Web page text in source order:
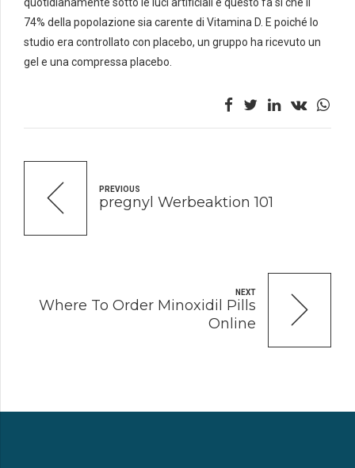
74% della popolazione sia carente di Vitamina D. E poiché lo
studio era controllato con placebo, un gruppo ha ricevuto un
gel e una compressa placebo.
PREVIOUS
pregnyl Werbeaktion 101
NEXT
Where To Order Minoxidil Pills
Online